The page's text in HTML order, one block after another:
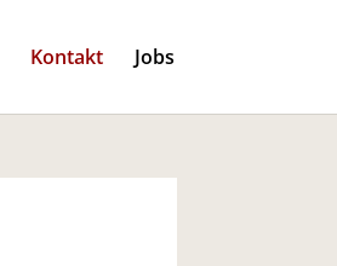
Kontakt Jobs